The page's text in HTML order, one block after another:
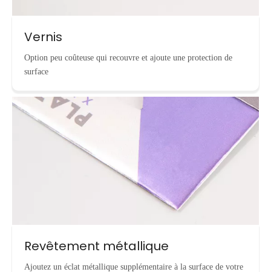
Vernis
Option peu coûteuse qui recouvre et ajoute une protection de
surface
Revêtement métallique
Ajoutez un éclat métallique supplémentaire à la surface de votre